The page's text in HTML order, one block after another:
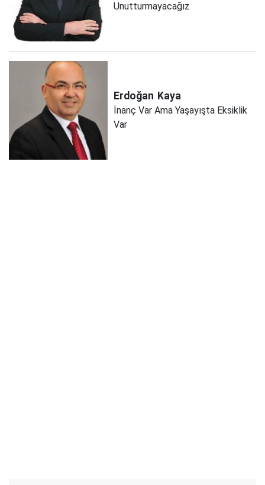
Unutturmayacağız
Erdoğan Kaya
İnanç Var Ama Yaşayışta Eksiklik
Var